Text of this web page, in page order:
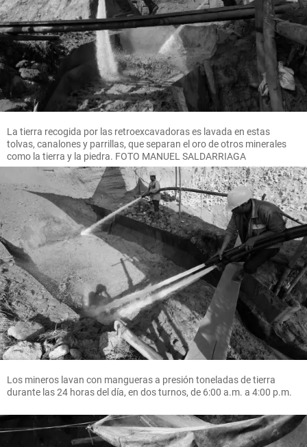
La tierra recogida por las retroexcavadoras es lavada en estas
tolvas, canalones y parrillas, que separan el oro de otros minerales
como la tierra y la piedra. FOTO MANUEL SALDARRIAGA
Los mineros lavan con mangueras a presión toneladas de tierra
durante las 24 horas del día, en dos turnos, de 6:00 a.m. a 4:00 p.m.